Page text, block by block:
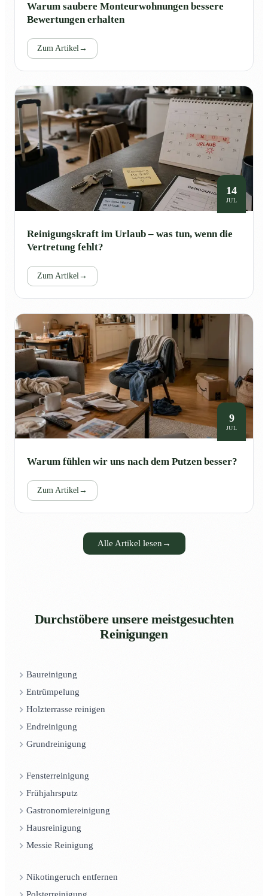
Warum saubere Monteurwohnungen bessere
Bewertungen erhalten
Zum Artikel→
14
JUL
Reinigungskraft im Urlaub – was tun, wenn die
Vertretung fehlt?
Zum Artikel→
9
JUL
Warum fühlen wir uns nach dem Putzen besser?
Zum Artikel→
Alle Artikel lesen →
Durchstöbere unsere meistgesuchten
Reinigungen
Baureinigung
Entrümpelung
Holzterrasse reinigen
Endreinigung
Grundreinigung
Fensterreinigung
Frühjahrsputz
Gastronomiereinigung
Hausreinigung
Messie Reinigung
Nikotingeruch entfernen